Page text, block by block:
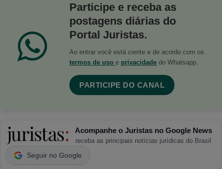
Participe e receba as
postagens diárias do
Portal Juristas.
Ao entrar você está ciente e de acordo com os
termos de uso e privacidade do Whatsapp.
PARTICIPE DO CANAL
Acompanhe o Juristas no Google News
receba as principais notícias jurídicas do Brasil
Seguir no Google